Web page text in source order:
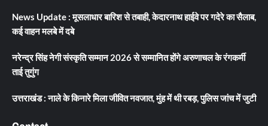
News Update : मूसलाधार बारिश से तबाही, केदारनाथ हाईवे पर गदेरे का सैलाब,
कई वाहन मलबे में दबे
नरेन्द्र सिंह नेगी संस्कृति सम्मान 2026 से सम्मानित होंगे अरुणाचल के रंगकर्मी
ताई तुगुंग
उत्तराखंड : नाले के किनारे मिला जीवित नवजात, मुंह में थी रबड़, पुलिस जांच में जुटी